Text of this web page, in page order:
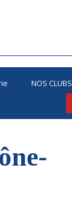
NOS CLUBS